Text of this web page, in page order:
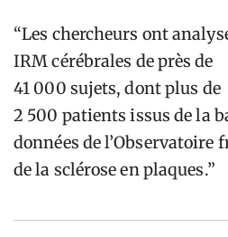
Les chercheurs ont
IRM cérébrales de près de
41 000 sujets, dont plus de
2 500 patients issus de la
données de l’Observatoire
de la sclérose en plaques.